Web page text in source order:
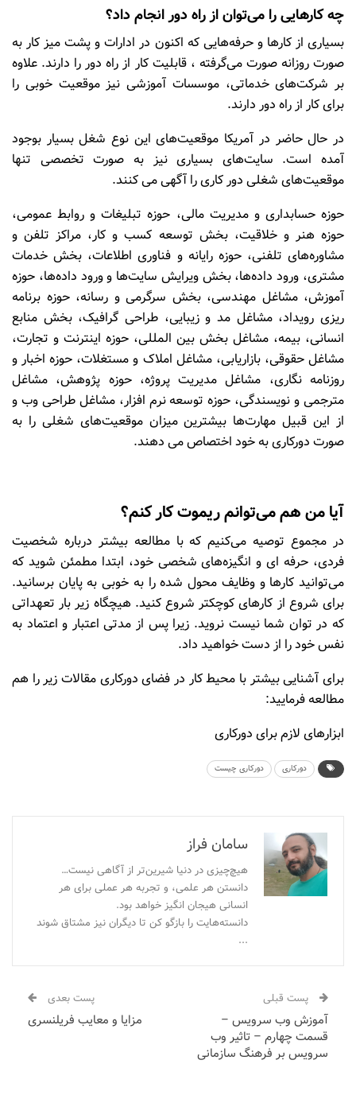
چه کارهایی را می‌توان از راه دور انجام داد؟
بسیاری از کارها و حرفه‌هایی که اکنون در ادارات و پشت میز کار به
صورت روزانه صورت می‌گرفته ، قابلیت کار از راه دور را دارند. علاوه
بر شرکت‌های خدماتی، موسسات آموزشی نیز موقعیت خوبی را
برای کار از راه دور دارند.
در حال حاضر در آمریکا موقعیت‌های این نوع شغل بسیار بوجود
آمده است. سایت‌های بسیاری نیز به صورت تخصصی تنها
موقعیت‌های شغلی دور کاری را آگهی می کنند.
حوزه حسابداری و مدیریت مالی، حوزه تبلیغات و روابط عمومی،
حوزه هنر و خلاقیت، بخش توسعه کسب و کار، مراکز تلفن و
مشاوره‌های تلفنی، حوزه رایانه و فناوری اطلاعات، بخش خدمات
مشتری، ورود داده‌ها، بخش ویرایش سایت‌ها و ورود داده‌ها، حوزه
آموزش، مشاغل مهندسی، بخش سرگرمی و رسانه، حوزه برنامه
ریزی رویداد، مشاغل مد و زیبایی، طراحی گرافیک، بخش منابع
انسانی، بیمه، مشاغل بخش بین المللی، حوزه اینترنت و تجارت،
مشاغل حقوقی، بازاریابی، مشاغل املاک و مستغلات، حوزه اخبار و
روزنامه نگاری، مشاغل مدیریت پروژه، حوزه پژوهش، مشاغل
مترجمی و نویسندگی، حوزه توسعه نرم افزار، مشاغل طراحی وب و
از این قبیل مهارت‌ها بیشترین میزان موقعیت‌های شغلی را به
صورت دورکاری به خود اختصاص می دهند.
آیا من هم می‌توانم ریموت کار کنم؟
در مجموع توصیه می‌کنیم که با مطالعه بیشتر درباره شخصیت
فردی، حرفه ای و انگیزه‌های شخصی خود، ابتدا مطمئن شوید که
می‌توانید کارها و وظایف محول شده را به خوبی به پایان برسانید.
برای شروع از کارهای کوچکتر شروع کنید. هیچگاه زیر بار تعهداتی
که در توان شما نیست نروید. زیرا پس از مدتی اعتبار و اعتماد به
نفس خود را از دست خواهید داد.
برای آشنایی بیشتر با محیط کار در فضای دورکاری مقالات زیر را هم
مطالعه فرمایید:
ابزارهای لازم برای دورکاری
دورکاری دورکاری چیست
سامان فراز
هیچ‌چیزی در دنیا شیرین‌تر از آگاهی نیست…
دانستن هر علمی، و تجربه هر عملی برای هر
انسانی هیجان انگیز خواهد بود.
دانسته‌هایت را بازگو کن تا دیگران نیز مشتاق شوند
...
پست قبلی
آموزش وب سرویس –
قسمت چهارم – تاثیر وب
سرویس بر فرهنگ سازمانی
پست بعدی
مزایا و‌ معایب فریلنسری